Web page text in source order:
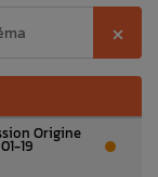
⨉
Origine
19